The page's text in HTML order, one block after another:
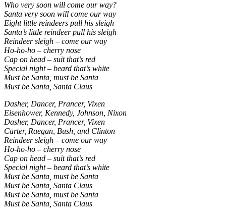
Who very soon will come our way?
Santa very soon will come our way
Eight little reindeers pull his sleigh
Santa’s little reindeer pull his sleigh
Reindeer sleigh – come our way
Ho-ho-ho – cherry nose
Cap on head – suit that’s red
Special night – beard that’s white
Must be Santa, must be Santa
Must be Santa, Santa Claus
Dasher, Dancer, Prancer, Vixen
Eisenhower, Kennedy, Johnson, Nixon
Dasher, Dancer, Prancer, Vixen
Carter, Raegan, Bush, and Clinton
Reindeer sleigh – come our way
Ho-ho-ho – cherry nose
Cap on head – suit that’s red
Special night – beard that’s white
Must be Santa, must be Santa
Must be Santa, Santa Claus
Must be Santa, must be Santa
Must be Santa, Santa Claus